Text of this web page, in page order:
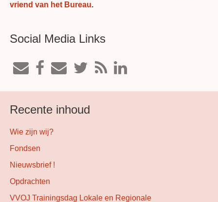
vriend van het Bureau.
Social Media Links
Recente inhoud
Wie zijn wij?
Fondsen
Nieuwsbrief !
Opdrachten
VVOJ Trainingsdag Lokale en Regionale